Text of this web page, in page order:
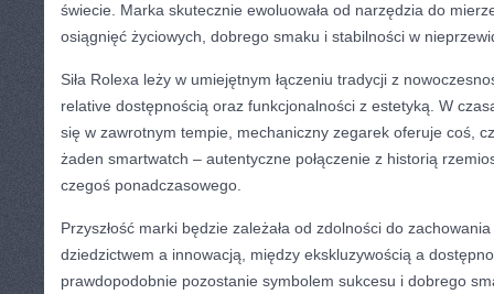
świecie. Marka skutecznie ewoluowała od narzędzia do
osiągnięć życiowych, dobrego smaku i stabilności w
Siła Rolexa leży w umiejętnym łączeniu tradycji z
relative dostępnością oraz funkcjonalności z estetyką. W
się w zawrotnym tempie, mechaniczny zegarek oferuje coś,
żaden smartwatch – autentyczne połączenie z historią
czegoś ponadczasowego.
Przyszłość marki będzie zależała od zdolności do
dziedzictwem a innowacją, między ekskluzywością a
prawdopodobnie pozostanie symbolem sukcesu i dobrego